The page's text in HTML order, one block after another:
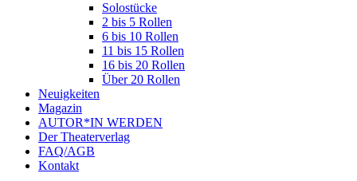
Solostücke
2 bis 5 Rollen
6 bis 10 Rollen
11 bis 15 Rollen
16 bis 20 Rollen
Über 20 Rollen
Neuigkeiten
Magazin
AUTOR*IN WERDEN
Der Theaterverlag
FAQ/AGB
Kontakt